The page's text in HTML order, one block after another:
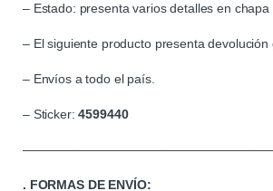
– Estado: presenta varios detalles en chapa
– El siguiente producto presenta devolución
– Envíos a todo el país.
– Sticker:4599440
. FORMAS DE ENVÍO: